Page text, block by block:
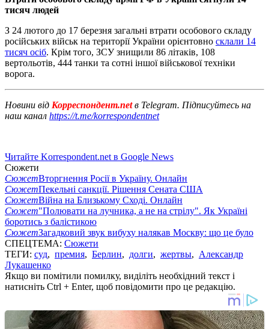
тисяч людей
З 24 лютого до 17 березня загальні втрати особового складу
російських військ на території України орієнтовно склали 14
тисяч осіб. Крім того, ЗСУ знищили 86 літаків, 108
вертольотів, 444 танки та сотні іншої військової техніки
ворога.
Новини від Корреспондент.netв Telegram. Підписуйтесь на
наш канал https://t.me/korrespondentnet
Читайте Korrespondent.net в Google News
Сюжети
СюжетВторгнення Росії в Україну. Онлайн
СюжетПекельні санкції. Рішення Сената США
СюжетВійна на Близькому Сході. Онлайн
Сюжет"Полювати на лучника, а не на стрілу". Як Україні
боротись з балістикою
СюжетЗагадковий звук вибуху налякав Москву: що це було
СПЕЦТЕМА: Сюжети
ТЕГИ: суд, премия, Берлин, долги, жертвы, Александр
Лукашенко
Якщо ви помітили помилку, виділіть необхідний текст і
натисніть Ctrl + Enter, щоб повідомити про це редакцію.